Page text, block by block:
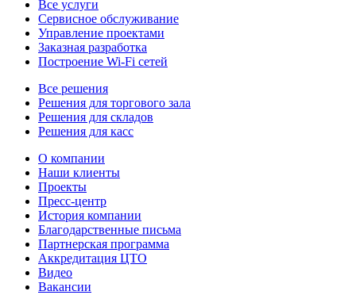
Все услуги
Сервисное обслуживание
Управление проектами
Заказная разработка
Построение Wi-Fi сетей
Все решения
Решения для торгового зала
Решения для складов
Решения для касс
О компании
Наши клиенты
Проекты
Пресс-центр
История компании
Благодарственные письма
Партнерская программа
Аккредитация ЦТО
Видео
Вакансии